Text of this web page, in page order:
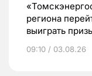
региона
выиграть
09:10 / 03.08.26